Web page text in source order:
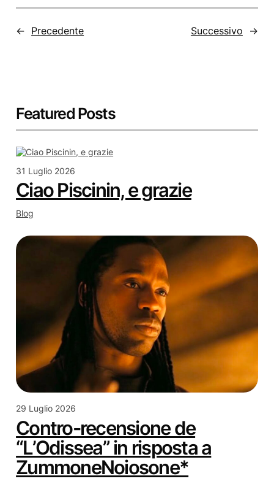
← Precedente Successivo →
Featured Posts
31 Luglio 2026
Ciao Piscinin, e grazie
Blog
29 Luglio 2026
Contro-recensione de
“L’Odissea” in risposta a
ZummoneNoiosone*